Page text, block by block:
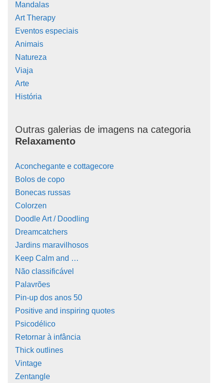
Mandalas
Art Therapy
Eventos especiais
Animais
Natureza
Viaja
Arte
História
Outras galerias de imagens na categoria
Relaxamento
Aconchegante e cottagecore
Bolos de copo
Bonecas russas
Colorzen
Doodle Art / Doodling
Dreamcatchers
Jardins maravilhosos
Keep Calm and …
Não classificável
Palavrões
Pin-up dos anos 50
Positive and inspiring quotes
Psicodélico
Retornar à infância
Thick outlines
Vintage
Zentangle